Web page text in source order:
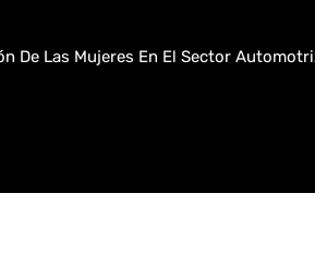
De Las Mujeres En El Sector